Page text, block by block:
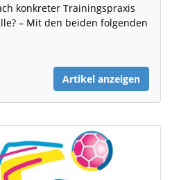
konkreter Trainingspraxis
– Mit den beiden folgenden
Artikel anzeigen